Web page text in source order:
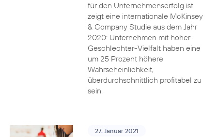
für den Unternehmenserfolg ist
zeigt eine internationale McKinsey
& Company Studie aus dem Jahr
2020: Unternehmen mit hoher
Geschlechter-Vielfalt haben eine
um 25 Prozent höhere
Wahrscheinlichkeit,
überdurchschnittlich profitabel zu
sein.
27. Januar 2021